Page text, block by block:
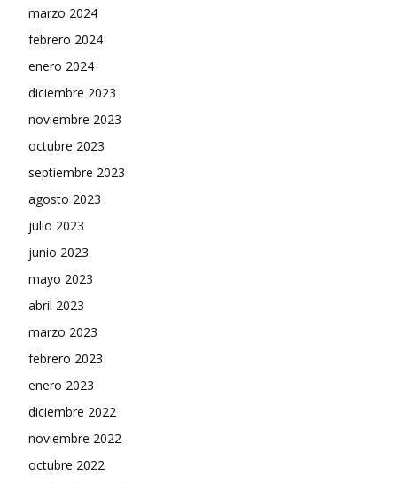
marzo 2024
febrero 2024
enero 2024
diciembre 2023
noviembre 2023
octubre 2023
septiembre 2023
agosto 2023
julio 2023
junio 2023
mayo 2023
abril 2023
marzo 2023
febrero 2023
enero 2023
diciembre 2022
noviembre 2022
octubre 2022